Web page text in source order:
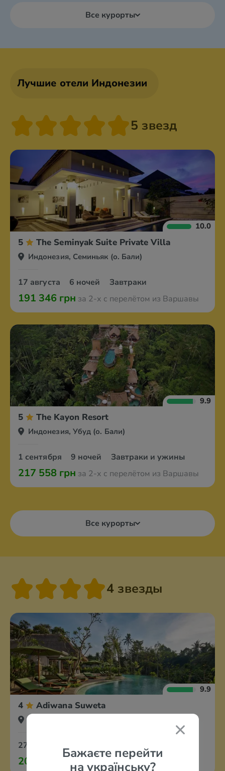
Бажаєте перейти
на українську?
Все курорты
Лучшие отели Индонезии
5 звезд
10.0
5 The Seminyak Suite Private Villa
Индонезия, Семиньяк (о. Бали)
17 августа 6 ночей Завтраки
191 346 грн за 2-х с перелётом из Варшавы
9.9
5 The Kayon Resort
Индонезия, Убуд (о. Бали)
1 сентября 9 ночей Завтраки и ужины
217 558 грн за 2-х с перелётом из Варшавы
Все курорты
4 звезды
9.9
4 Adiwana Suweta
27 августа
204 946 грн за 2-х с перелётом из Варшавы